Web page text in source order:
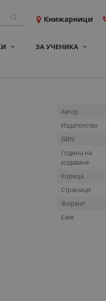
Книжарници
ЗА УЧЕНИКА
Повече
Автор
Издателство
ISBN
Година на
издаване
Корица
Страници
Формат
Език